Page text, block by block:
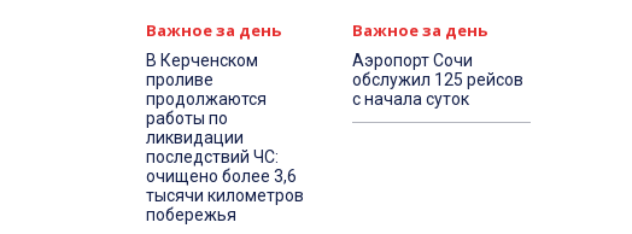
Важное за день
В Керченском
проливе
продолжаются
работы по
ликвидации
последствий ЧС:
очищено более 3,6
тысячи километров
побережья
Важное за день
Аэропорт Сочи
обслужил 125 рейсов
с начала суток